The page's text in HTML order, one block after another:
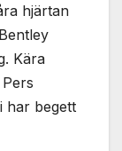
hjärtan
Kära
har begett